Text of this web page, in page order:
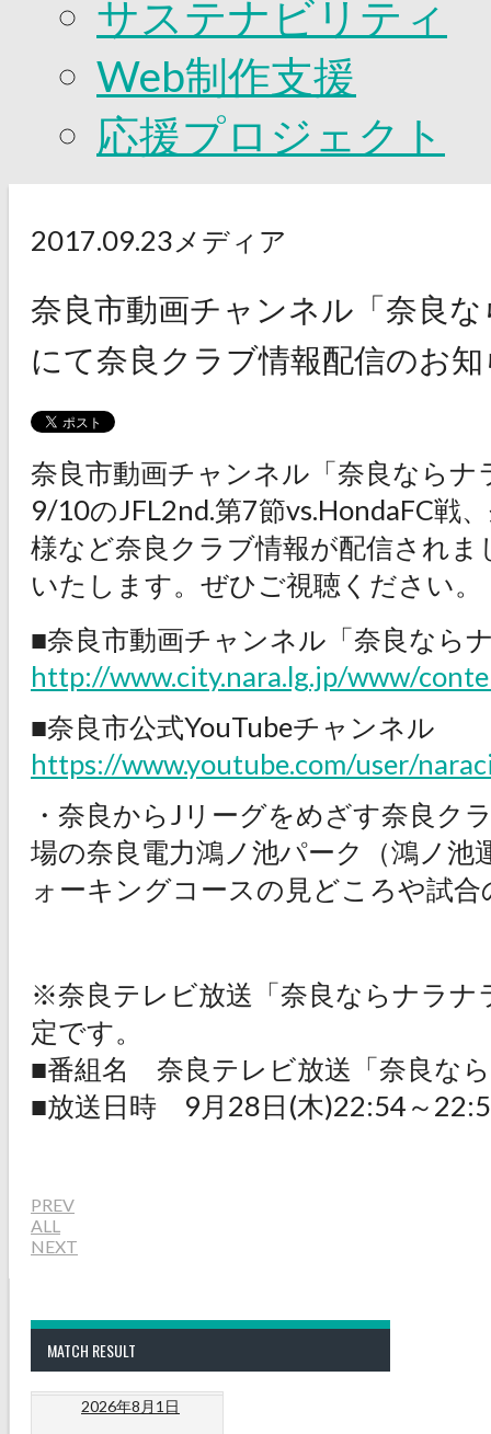
サステナビリティ
Web制作支援
応援プロジェクト
2017.09.23 メディア
奈良市動画チャンネル「奈良
にて奈良クラブ情報配信のお
奈良市動画チャンネル「奈良ならナ
9/10のJFL2nd.第7節vs.HondaFC戦
様など奈良クラブ情報が配信され
いたします。ぜひご視聴ください。
■奈良市動画チャンネル「奈良なら
http://www.city.nara.lg.jp/www/
■奈良市公式YouTubeチャンネル
https://www.youtube.com/user/
・奈良からJリーグをめざす奈良ク
場の奈良電力鴻ノ池パーク（鴻ノ池
ォーキングコースの見どころや試
※奈良テレビ放送「奈良ならナラナ
定です。
■番組名 奈良テレビ放送「奈良な
■放送日時 9月28日(木)22:54～
PREV
ALL
NEXT
MATCH RESULT
2026年8月1日